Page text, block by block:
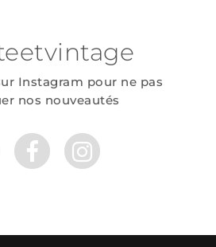
Instagram pour ne pas
nos nouveautés